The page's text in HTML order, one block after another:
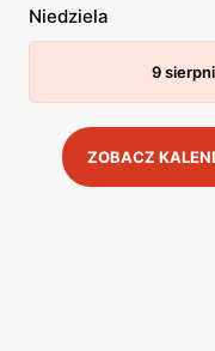
Niedziela
9
ZOBACZ